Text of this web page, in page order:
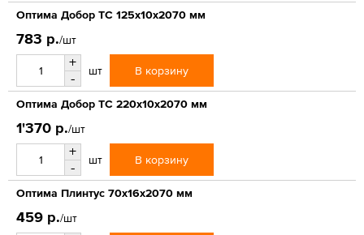
Оптима Добор ТС 125х10х2070 мм
783 р./шт
+
-
шт В корзину
Оптима Добор ТС 220х10х2070 мм
1'370 р./шт
+
-
шт В корзину
Оптима Плинтус 70х16х2070 мм
459 р./шт